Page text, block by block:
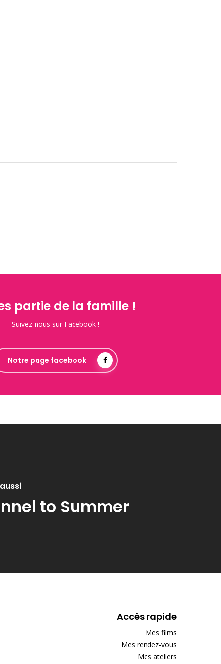
partie de la famille !
Suivez-nous sur Facebook !
Notre page facebook
to Summer
Accès rapide
Mes films
Mes rendez-vous
Mes ateliers